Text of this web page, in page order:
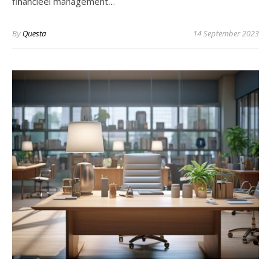
ByQuesta 14 September 2023